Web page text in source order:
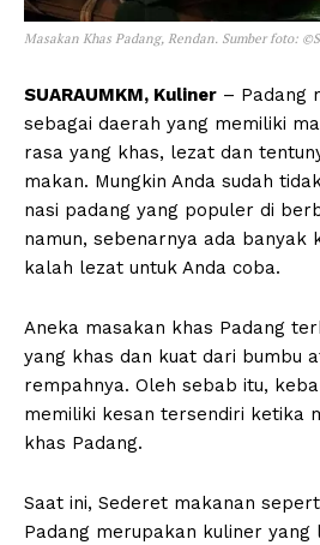
Masakan Khas Padang, Rendan. Sumber foto:
SUARAUMKM, Kuliner – Padang
sebagai daerah yang memiliki
rasa yang khas, lezat dan
makan. Mungkin Anda sudah
nasi padang yang populer di
namun, sebenarnya ada banyak
kalah lezat untuk Anda coba.
Aneka masakan khas Padang
yang khas dan kuat dari bumbu
rempahnya. Oleh sebab itu,
memiliki kesan tersendiri ketika
khas Padang.
Saat ini, Sederet makanan
Padang merupakan kuliner yang